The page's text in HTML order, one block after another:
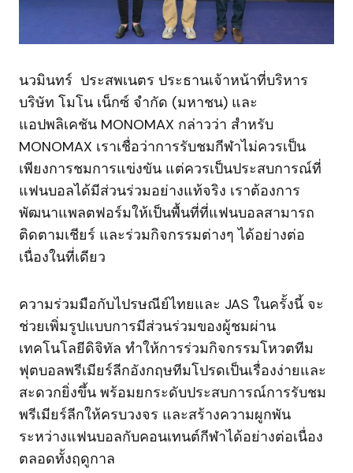
นวมินทร์ ประสพเนตร ประธานเจ้าหน้าที่บริหาร
บริษัท โมโน เน็กซ์ จำกัด (มหาชน) และ
แอปพลิเคชัน MONOMAX กล่าวว่า สำหรับ
MONOMAX เราเชื่อว่าการรับชมกีฬาไม่ควรเป็น
เพียงการชมการแข่งขัน แต่ควรเป็นประสบการณ์ที่
แฟนบอลได้มีส่วนร่วมอย่างแท้จริง เราต้องการ
พัฒนาแพลตฟอร์มให้เป็นพื้นที่ที่แฟนบอลสามารถ
ติดตามเชียร์ และร่วมกิจกรรมต่างๆ ได้อย่างต่อ
เนื่องในที่เดียว
ความร่วมมือกับไปรษณีย์ไทยและ JAS ในครั้งนี้ จะ
ช่วยเพิ่มรูปแบบการมีส่วนร่วมของผู้ชมผ่าน
เทคโนโลยีดิจิทัล ทำให้การร่วมกิจกรรมโหวตทีม
ฟุตบอลพรีเมียร์ลีกอังกฤษทีมโปรดเป็นเรื่องง่ายและ
สะดวกยิ่งขึ้น พร้อมยกระดับประสบการณ์การรับชม
พรีเมียร์ลีกให้ครบวงจร และสร้างความผูกพัน
ระหว่างแฟนบอลกับคอนเทนต์กีฬาได้อย่างต่อเนื่อง
ตลอดทั้งฤดูกาล